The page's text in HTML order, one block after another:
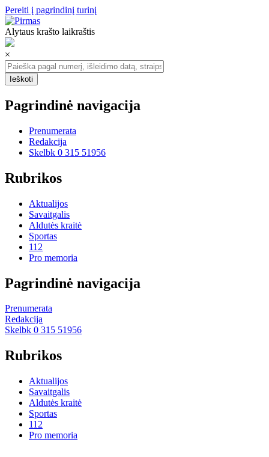
Pereiti į pagrindinį turinį
Alytaus krašto laikraštis
×
Pagrindinė navigacija
Prenumerata
Redakcija
Skelbk 0 315 51956
Rubrikos
Aktualijos
Savaitgalis
Aldutės kraitė
Sportas
112
Pro memoria
Pagrindinė navigacija
Prenumerata
Redakcija
Skelbk 0 315 51956
Rubrikos
Aktualijos
Savaitgalis
Aldutės kraitė
Sportas
112
Pro memoria